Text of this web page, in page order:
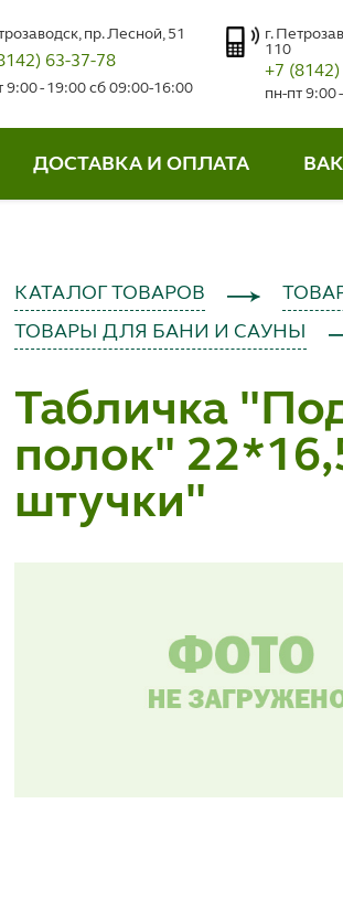
пр. Лесной, 51
63-37-78
9:00 - 19:00 сб 09:00-16:00
г.
110
+7
пн-пт 9:00
ДОСТАВКА И ОПЛАТА
КАТАЛОГ ТОВАРОВ
ТОВАРЫ ДЛЯ БАНИ И САУНЫ
Табличка
полок"
штучки"